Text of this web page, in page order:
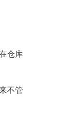
仓库
不管